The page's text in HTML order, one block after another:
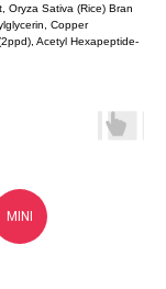
Oryza Sativa (Rice) Bran
Copper
Acetyl Hexapeptide-
MINI